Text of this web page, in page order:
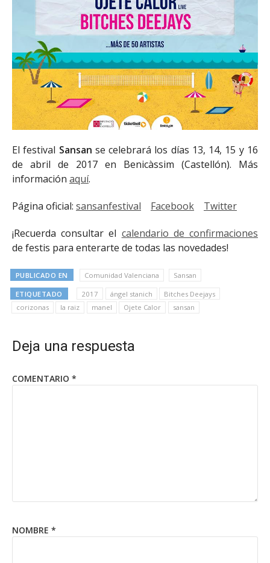
El festival Sansan se celebrará los días 13, 14, 15 y 16
de abril de 2017 en Benicàssim (Castellón). Más
información aquí.
Página oficial: sansanfestival Facebook Twitter
¡Recuerda consultar el calendario de confirmaciones
de festis para enterarte de todas las novedades!
PUBLICADO EN Comunidad Valenciana Sansan
ETIQUETADO 2017 ángel stanich
Bitches Deejays
corizonas
la raiz manel Ojete Calor sansan
Deja una respuesta
COMENTARIO *
NOMBRE *